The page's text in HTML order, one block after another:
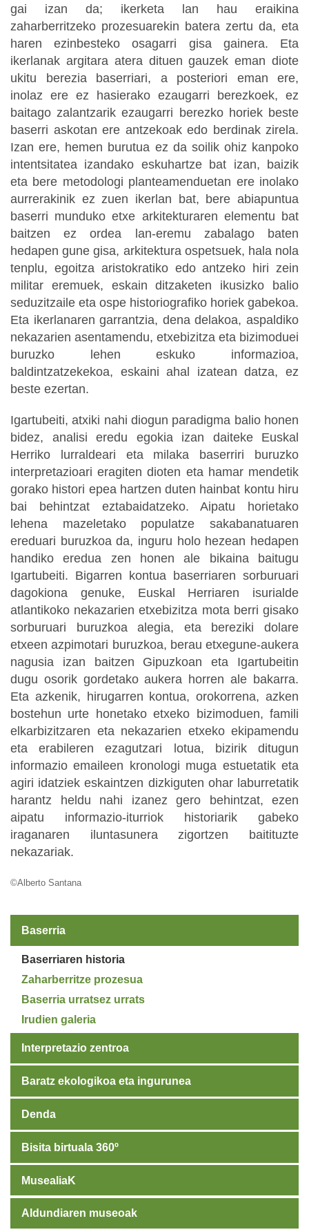
gai izan da; ikerketa lan hau eraikina
zaharberritzeko prozesuarekin batera zertu da, eta
haren ezinbesteko osagarri gisa gainera. Eta
ikerlanak argitara atera dituen gauzek eman diote
ukitu berezia baserriari, a posteriori eman ere,
inolaz ere ez hasierako ezaugarri berezkoek, ez
baitago zalantzarik ezaugarri berezko horiek beste
baserri askotan ere antzekoak edo berdinak zirela.
Izan ere, hemen burutua ez da soilik ohiz kanpoko
intentsitatea izandako eskuhartze bat izan, baizik
eta bere metodologi planteamenduetan ere inolako
aurrerakinik ez zuen ikerlan bat, bere abiapuntua
baserri munduko etxe arkitekturaren elementu bat
baitzen ez ordea lan-eremu zabalago baten
hedapen gune gisa, arkitektura ospetsuek, hala nola
tenplu, egoitza aristokratiko edo antzeko hiri zein
militar eremuek, eskain ditzaketen ikusizko balio
seduzitzaile eta ospe historiografiko horiek gabekoa.
Eta ikerlanaren garrantzia, dena delakoa, aspaldiko
nekazarien asentamendu, etxebizitza eta bizimoduei
buruzko lehen eskuko informazioa,
baldintzatzekekoa, eskaini ahal izatean datza, ez
beste ezertan.
Igartubeiti, atxiki nahi diogun paradigma balio honen
bidez, analisi eredu egokia izan daiteke Euskal
Herriko lurraldeari eta milaka baserriri buruzko
interpretazioari eragiten dioten eta hamar mendetik
gorako histori epea hartzen duten hainbat kontu hiru
bai behintzat eztabaidatzeko. Aipatu horietako
lehena mazeletako populatze sakabanatuaren
ereduari buruzkoa da, inguru holo hezean hedapen
handiko eredua zen honen ale bikaina baitugu
Igartubeiti. Bigarren kontua baserriaren sorburuari
dagokiona genuke, Euskal Herriaren isurialde
atlantikoko nekazarien etxebizitza mota berri gisako
sorburuari buruzkoa alegia, eta bereziki dolare
etxeen azpimotari buruzkoa, berau etxegune-aukera
nagusia izan baitzen Gipuzkoan eta Igartubeitin
dugu osorik gordetako aukera horren ale bakarra.
Eta azkenik, hirugarren kontua, orokorrena, azken
bostehun urte honetako etxeko bizimoduen, famili
elkarbizitzaren eta nekazarien etxeko ekipamendu
eta erabileren ezagutzari lotua, bizirik ditugun
informazio emaileen kronologi muga estuetatik eta
agiri idatziek eskaintzen dizkiguten ohar laburretatik
harantz heldu nahi izanez gero behintzat, ezen
aipatu informazio-iturriok historiarik gabeko
iraganaren iluntasunera zigortzen baitituzte
nekazariak.
©Alberto Santana
Baserria
Baserriaren historia
Zaharberritze prozesua
Baserria urratsez urrats
Irudien galeria
Interpretazio zentroa
Baratz ekologikoa eta ingurunea
Denda
Bisita birtuala 360º
MusealiaK
Aldundiaren museoak